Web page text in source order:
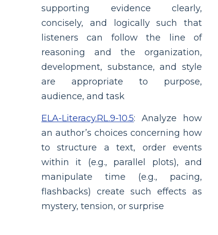
supporting evidence clearly,
concisely, and logically such that
listeners can follow the line of
reasoning and the organization,
development, substance, and style
are appropriate to purpose,
audience, and task
ELA-Literacy.RL.9-10.5: Analyze how
an author’s choices concerning how
to structure a text, order events
within it (e.g., parallel plots), and
manipulate time (e.g., pacing,
flashbacks) create such effects as
mystery, tension, or surprise